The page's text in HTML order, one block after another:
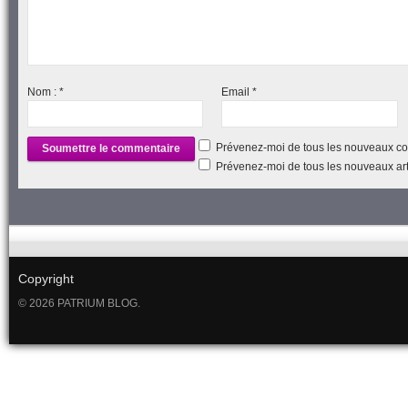
Nom : * Email*
Prévenez-moi de tous les nouveaux
Prévenez-moi de tous les nouveaux
Copyright
© 2026 PATRIUM BLOG.